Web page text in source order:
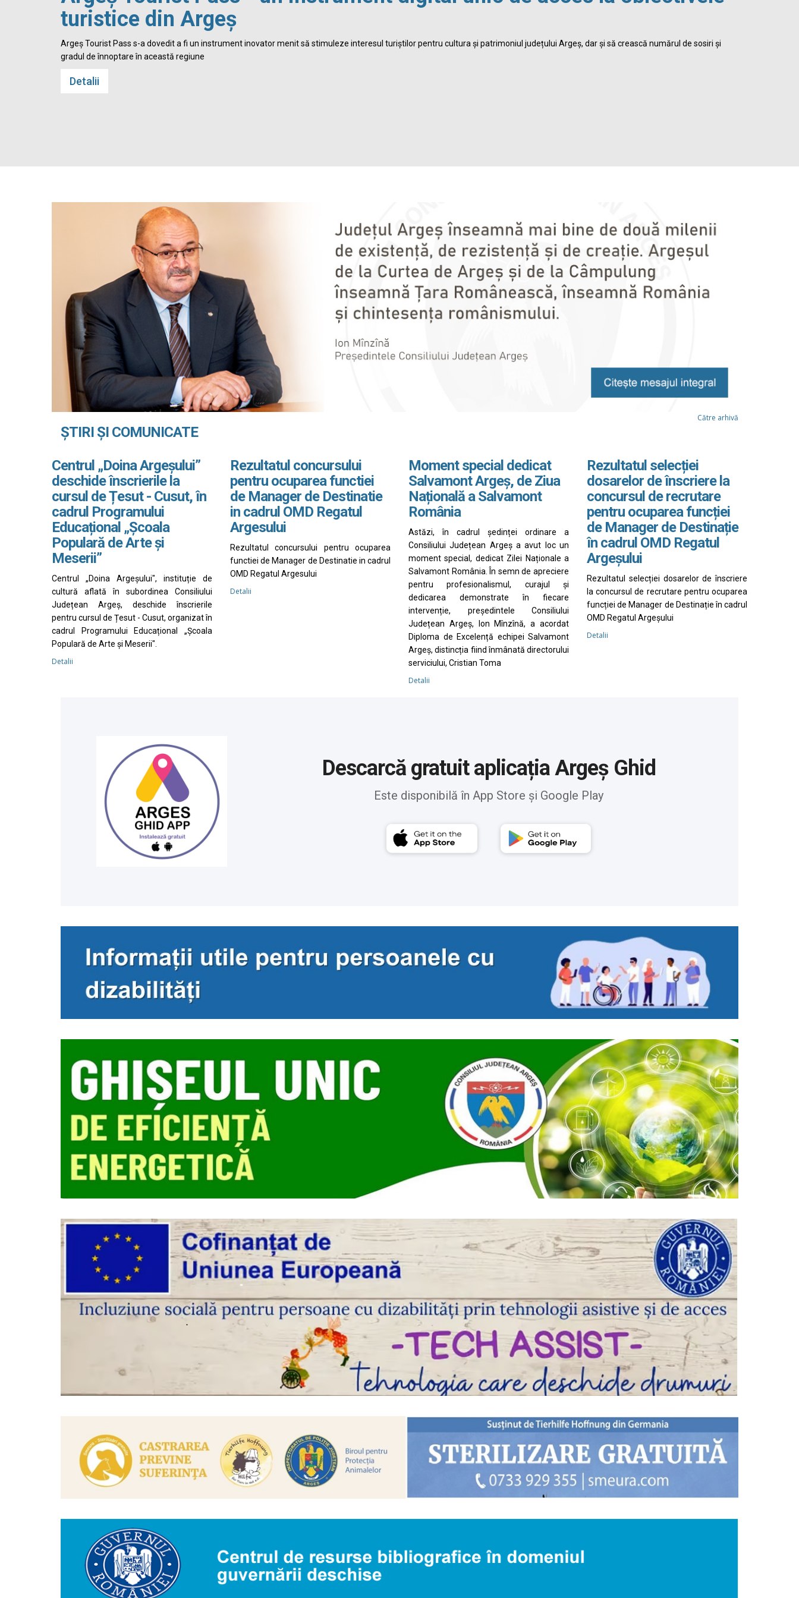
turistice din Argeș
Argeș Tourist Pass s-a dovedit a fi un instrument inovator menit să stimuleze interesul turiștilor pentru cultura și patrimoniul județului Argeș, dar și să crească numărul de sosiri și
gradul de înnoptare în această regiune
Detalii
ȘTIRI ȘI COMUNICATE
Către arhivă
Centrul „Doina Argeșului”
deschide înscrierile la
cursul de Țesut - Cusut, în
cadrul Programului
Educațional „Școala
Populară de Arte și
Meserii”
Centrul „Doina Argeșului", instituție de
cultură aflată în subordinea Consiliului
Județean Argeș, deschide înscrierile
pentru cursul de Țesut - Cusut, organizat în
cadrul Programului Educațional „Școala
Populară de Arte și Meserii".
Detalii
Rezultatul concursului
pentru ocuparea functiei
de Manager de Destinatie
in cadrul OMD Regatul
Argesului
Rezultatul concursului pentru ocuparea
functiei de Manager de Destinatie in cadrul
OMD Regatul Argesului
Detalii
Moment special dedicat
Salvamont Argeș, de Ziua
Națională a Salvamont
România
Astăzi, în cadrul ședinței ordinare a
Consiliului Județean Argeș a avut loc un
moment special, dedicat Zilei Naționale a
Salvamont România. În semn de apreciere
pentru profesionalismul, curajul și
dedicarea demonstrate în fiecare
intervenție, președintele Consiliului
Județean Argeș, Ion Mînzînă, a acordat
Diploma de Excelență echipei Salvamont
Argeș, distincția fiind înmânată directorului
serviciului, Cristian Toma
Detalii
Rezultatul selecției
dosarelor de înscriere la
concursul de recrutare
pentru ocuparea funcției
de Manager de Destinație
în cadrul OMD Regatul
Argeșului
Rezultatul selecției dosarelor de înscriere
la concursul de recrutare pentru ocuparea
funcției de Manager de Destinație în cadrul
OMD Regatul Argeșului
Detalii
Descarcă gratuit aplicația Argeș Ghid
Este disponibilă în App Store și Google Play